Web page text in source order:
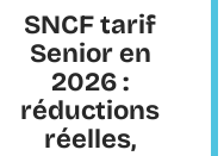
SNCF tarif
Senior en
2026 :
réductions
réelles,